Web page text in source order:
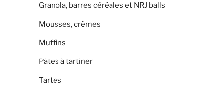
Granola, barres céréales et NRJ balls
Mousses, crèmes
Muffins
Pâtes à tartiner
Tartes